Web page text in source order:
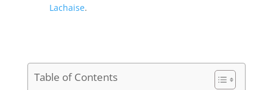
Lachaise.
Table of Contents